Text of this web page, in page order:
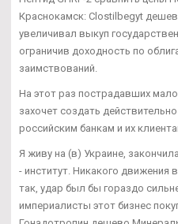
Краснокамск: Clostilbegyt
увеличивал выкуп
ограничив доходность по
заимствований.
На этот раз пострадавших
захочет создать
российским банкам и их
Я живу на (в) Украине,
- институт. Никакого движения
так, удар был бы гораздо
империалисты этот бизнес